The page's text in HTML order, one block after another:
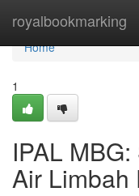
royalbookmarking
Home
Home
1
IPAL
Air Limbah